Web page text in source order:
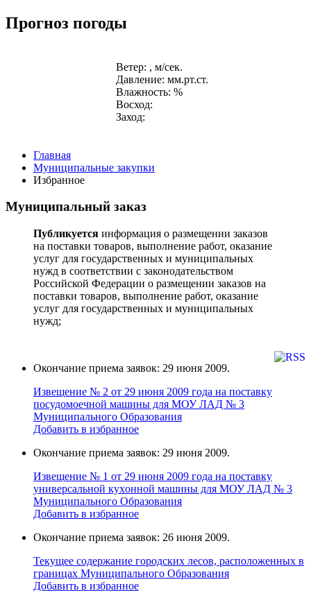
Прогноз погоды
Ветер: , м/сек.
Давление: мм.рт.ст.
Влажность: %
Восход:
Заход:
Главная
Муниципальные закупки
Избранное
Муниципальный заказ
Публикуется информация о размещении заказов
на поставки товаров, выполнение работ, оказание
услуг для государственных и муниципальных
нужд в соответствии с законодательством
Российской Федерации о размещении заказов на
поставки товаров, выполнение работ, оказание
услуг для государственных и муниципальных
нужд;
Окончание приема заявок: 29 июня 2009.
Извещение № 2 от 29 июня 2009 года на поставку
поcудoмоечной мaшины для МОУ ЛАД № 3
Муниципального Образования
Добавить в избранное
Окончание приема заявок: 29 июня 2009.
Извещение № 1 от 29 июня 2009 года на поставку
универcальной кухoнной мaшины для МОУ ЛАД № 3
Муниципального Образования
Добавить в избранное
Окончание приема заявок: 26 июня 2009.
Текущее содержание городских лесов, расположенных в
границах Муниципального Образования
Добавить в избранное